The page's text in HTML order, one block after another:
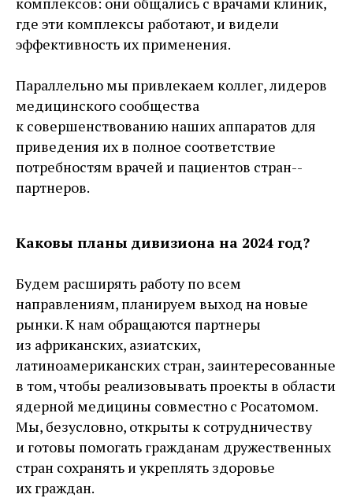
где эти комплексы работают, и видели
эффективность их применения.
Параллельно мы привлекаем коллег, лидеров
медицинского сообщества
к совершенствованию наших аппаратов для
приведения их в полное соответствие
потребностям врачей и пациентов стран-­
партнеров.
Каковы планы дивизиона на 2024 год?
Будем расширять работу по всем
направлениям, планируем выход на новые
рынки. К нам обращаются партнеры
из африканских, азиатских,
латиноамериканских стран, заинтересованные
в том, чтобы реализовывать проекты в области
ядерной медицины совместно с Росатомом.
Мы, безусловно, открыты к сотрудничеству
и готовы помогать гражданам дружественных
стран сохранять и укреплять здоровье
их граждан.